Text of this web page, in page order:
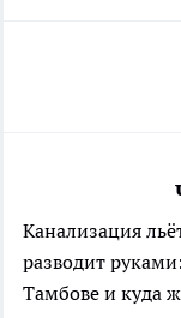
Канализация
разводит
Тамбове и куда